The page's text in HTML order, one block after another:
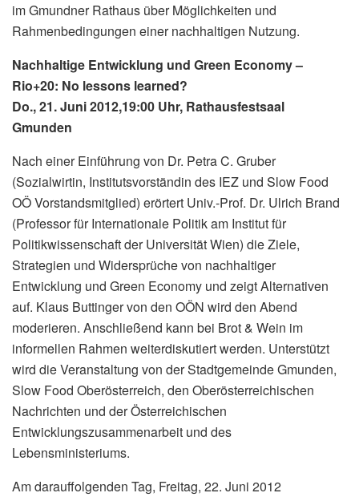
im Gmundner Rathaus über Möglichkeiten und
Rahmenbedingungen einer nachhaltigen Nutzung.
Nachhaltige Entwicklung und Green Economy –
Rio+20: No lessons learned?
Do., 21. Juni 2012,19:00 Uhr, Rathausfestsaal
Gmunden
Nach einer Einführung von Dr. Petra C. Gruber
(Sozialwirtin, Institutsvorständin des IEZ und Slow Food
OÖ Vorstandsmitglied) erörtert Univ.-Prof. Dr. Ulrich Brand
(Professor für Internationale Politik am Institut für
Politikwissenschaft der Universität Wien) die Ziele,
Strategien und Widersprüche von nachhaltiger
Entwicklung und Green Economy und zeigt Alternativen
auf. Klaus Buttinger von den OÖN wird den Abend
moderieren. Anschließend kann bei Brot & Wein im
informellen Rahmen weiterdiskutiert werden. Unterstützt
wird die Veranstaltung von der Stadtgemeinde Gmunden,
Slow Food Oberösterreich, den Oberösterreichischen
Nachrichten und der Österreichischen
Entwicklungszusammenarbeit und des
Lebensministeriums.
Am darauffolgenden Tag, Freitag, 22. Juni 2012